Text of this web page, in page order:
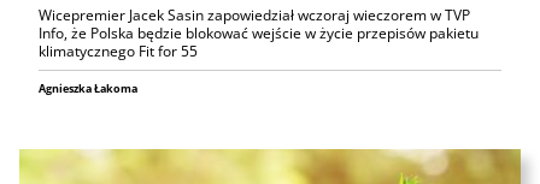
Wicepremier Jacek Sasin zapowiedział wczoraj wieczorem w TVP
Info, że Polska będzie blokować wejście w życie przepisów pakietu
klimatycznego Fit for 55
Agnieszka Łakoma